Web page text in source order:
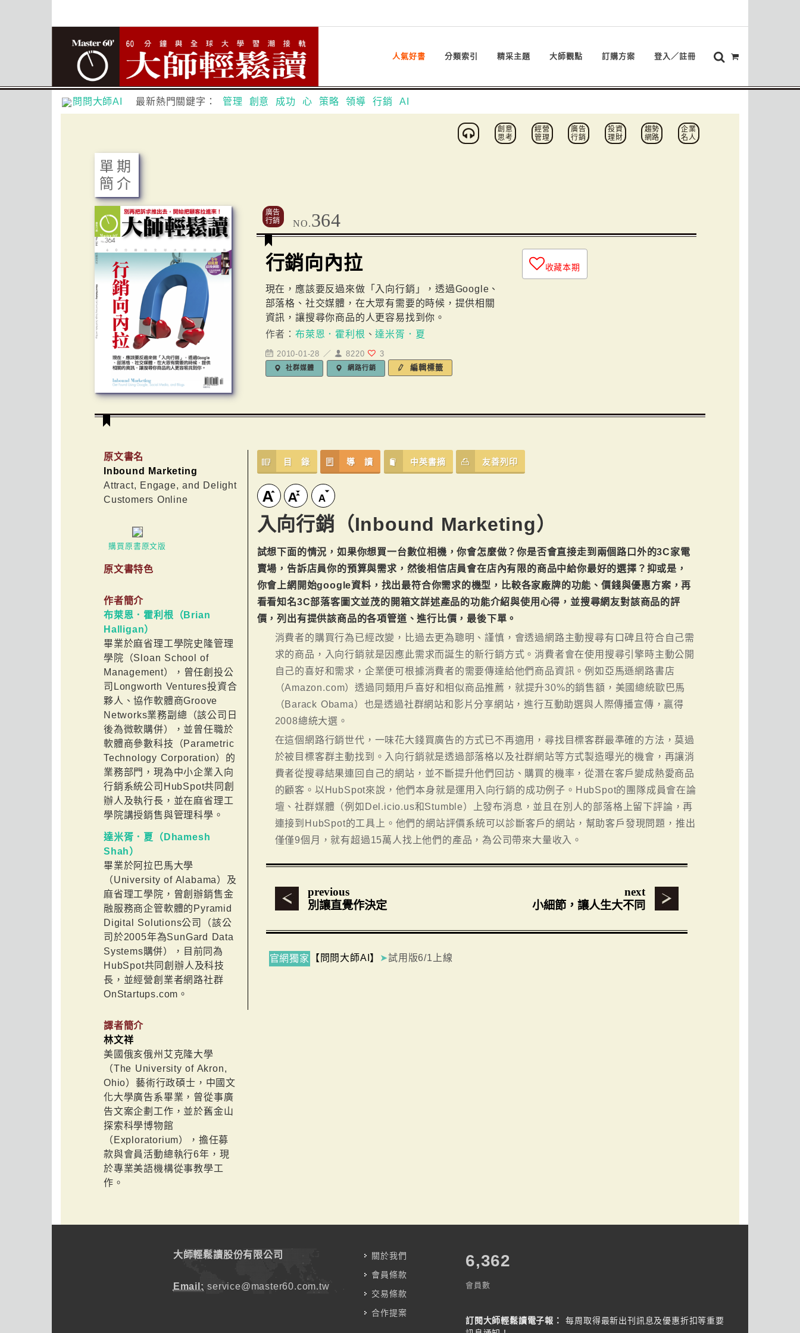
人氣好書 分類索引 精采主題 大師觀點 訂購方案 登入／註冊
問問大師AI 最新熱門關鍵字： 管理 創意 成功 心 策略 領導 行銷 AI
創意
思考
經營
管理
廣告
行銷
投資
理財
趨勢
網路
企業
名人
單期
簡介
廣告
行銷
NO.364
行銷向內拉
現在，應該要反過來做「入向行銷」，透過Google、
部落格、社交媒體，在大眾有需要的時候，提供相關
資訊，讓搜尋你商品的人更容易找到你。
作者： 布萊恩．霍利根 、達米胥．夏
2010-01-28 ／ 8220 3
社群媒體 網路行銷 編輯標籤
收藏本期
原文書名
Inbound Marketing
Attract, Engage, and Delight
Customers Online
購買原書原文版
原文書特色
作者簡介
布萊恩．霍利根（Brian
Halligan）
畢業於麻省理工學院史隆管理
學院（Sloan School of
Management），曾任創投公
司Longworth Ventures投資合
夥人、協作軟體商Groove
Networks業務副總（該公司日
後為微軟購併），並曾任職於
軟體商參數科技（Parametric
Technology Corporation）的
業務部門，現為中小企業入向
行銷系統公司HubSpot共同創
辦人及執行長，並在麻省理工
學院講授銷售與管理科學。
達米胥．夏（Dhamesh
Shah）
畢業於阿拉巴馬大學
（University of Alabama）及
麻省理工學院，曾創辦銷售金
融服務商企管軟體的Pyramid
Digital Solutions公司（該公
司於2005年為SunGard Data
Systems購併），目前同為
HubSpot共同創辦人及科技
長，並經營創業者網路社群
OnStartups.com。
譯者簡介
林文祥
美國俄亥俄州艾克隆大學
（The University of Akron,
Ohio）藝術行政碩士，中國文
化大學廣告系畢業，曾從事廣
告文案企劃工作，並於舊金山
探索科學博物館
（Exploratorium），擔任募
款與會員活動總執行6年，現
於專業美語機構從事教學工
作。
目 錄 導 讀 中英書摘 友善列印
入向行銷（Inbound Marketing）
試想下面的情況，如果你想買一台數位相機，你會怎麼做？你是否會直接走到兩個路口外的3C家電
賣場，告訴店員你的預算與需求，然後相信店員會在店內有限的商品中給你最好的選擇？抑或是，
你會上網開始google資料，找出最符合你需求的機型，比較各家廠牌的功能、價錢與優惠方案，再
看看知名3C部落客圖文並茂的開箱文詳述產品的功能介紹與使用心得，並搜尋網友對該商品的評
價，列出有提供該商品的各項管道、進行比價，最後下單。
消費者的購買行為已經改變，比過去更為聰明、謹慎，會透過網路主動搜尋有口碑且符合自己需
求的商品，入向行銷就是因應此需求而誕生的新行銷方式。消費者會在使用搜尋引擎時主動公開
自己的喜好和需求，企業便可根據消費者的需要傳達給他們商品資訊。例如亞馬遜網路書店
（Amazon.com）透過同類用戶喜好和相似商品推薦，就提升30%的銷售額，美國總統歐巴馬
（Barack Obama）也是透過社群網站和影片分享網站，進行互動助選與人際傳播宣傳，贏得
2008總統大選。
在這個網路行銷世代，一味花大錢買廣告的方式已不再適用，尋找目標客群最準確的方法，莫過
於被目標客群主動找到。入向行銷就是透過部落格以及社群網站等方式製造曝光的機會，再讓消
費者從搜尋結果連回自己的網站，並不斷提升他們回訪、購買的機率，從潛在客戶變成熱愛商品
的顧客。以HubSpot來說，他們本身就是運用入向行銷的成功例子。HubSpot的團隊成員會在論
壇、社群媒體（例如Del.icio.us和Stumble）上發布消息，並且在別人的部落格上留下評論，再
連接到HubSpot的工具上。他們的網站評價系統可以診斷客戶的網站，幫助客戶發現問題，推出
僅僅9個月，就有超過15萬人找上他們的產品，為公司帶來大量收入。
previous
別讓直覺作決定
next
小細節，讓人生大不同
官網獨家 【問問大師AI】 ➤試用版6/1上線
大師輕鬆讀股份有限公司
Email: service@master60.com.tw
關於我們
會員條款
交易條款
合作提案
7,787
會員數
訂閱大師輕鬆讀電子報：
每周取得最新出刊訊息及優惠折扣等重要